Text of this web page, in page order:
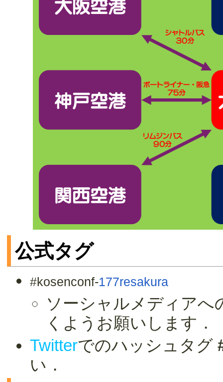
公式タグ
#kosenconf-177resakura
ソーシャルメディアへ
くようお願いします．
Twitterでのハッシュタグ
い．